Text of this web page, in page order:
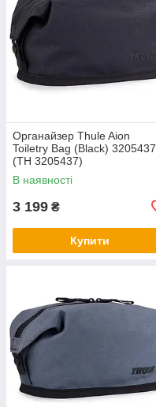
Органайзер Thule Aion
Toiletry Bag (Black) 3205437
(TH 3205437)
В наявності
3 199 ₴
Купити